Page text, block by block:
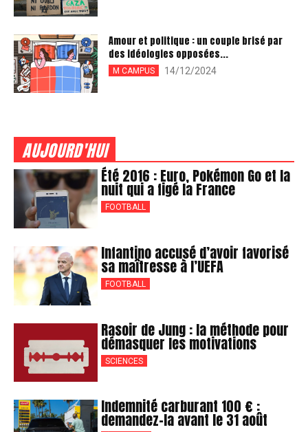
Amour et politique : un couple brisé par
des idéologies opposées...
M CAMPUS 14/12/2024
AUJOURD'HUI
Été 2016 : Euro, Pokémon Go et la
nuit qui a figé la France
FOOTBALL
Infantino accusé d’avoir favorisé
sa maîtresse à l’UEFA
FOOTBALL
Rasoir de Jung : la méthode pour
démasquer les motivations
SCIENCES
Indemnité carburant 100 € :
demandez-la avant le 31 août